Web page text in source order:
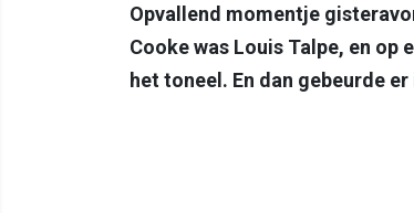
Opvallend momentje
Cooke was Louis Talpe, en
het toneel. En dan gebeurde